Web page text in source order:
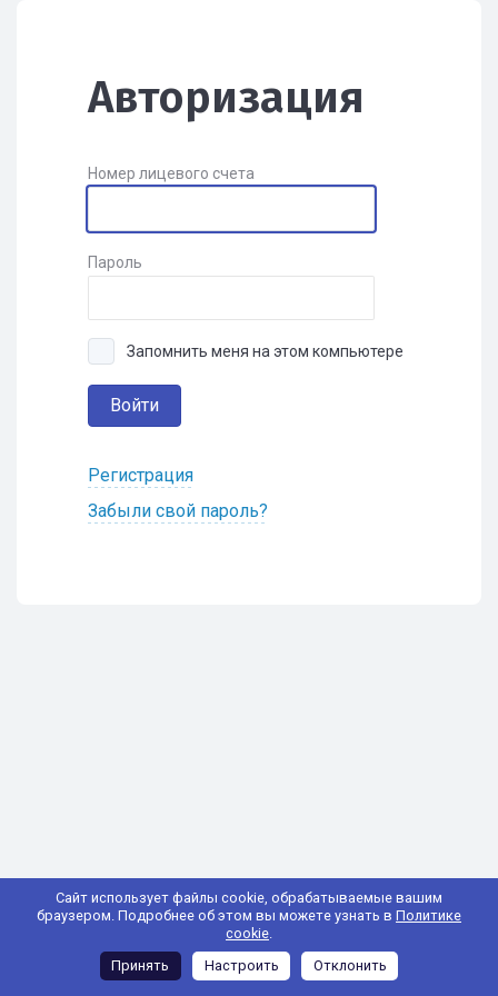
Сайт использует файлы cookie, обрабатываемые вашим
браузером. Подробнее об этом вы можете узнать в Политике
cookie.
Принять
Настроить Отклонить
Авторизация
Номер лицевого счета
Пароль
Запомнить меня на этом компьютере
Войти
Регистрация
Забыли свой пароль?